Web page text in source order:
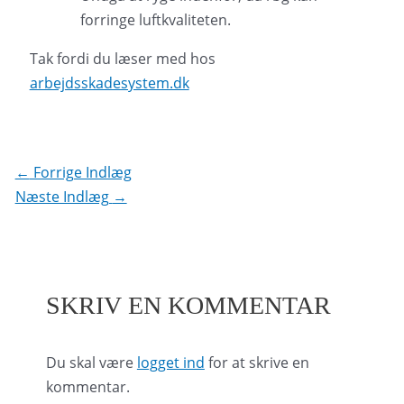
forringe luftkvaliteten.
Tak fordi du læser med hos
arbejdsskadesystem.dk
Indlægsnavigation
← Forrige Indlæg
Næste Indlæg →
SKRIV EN KOMMENTAR
Du skal være logget ind for at skrive en
kommentar.